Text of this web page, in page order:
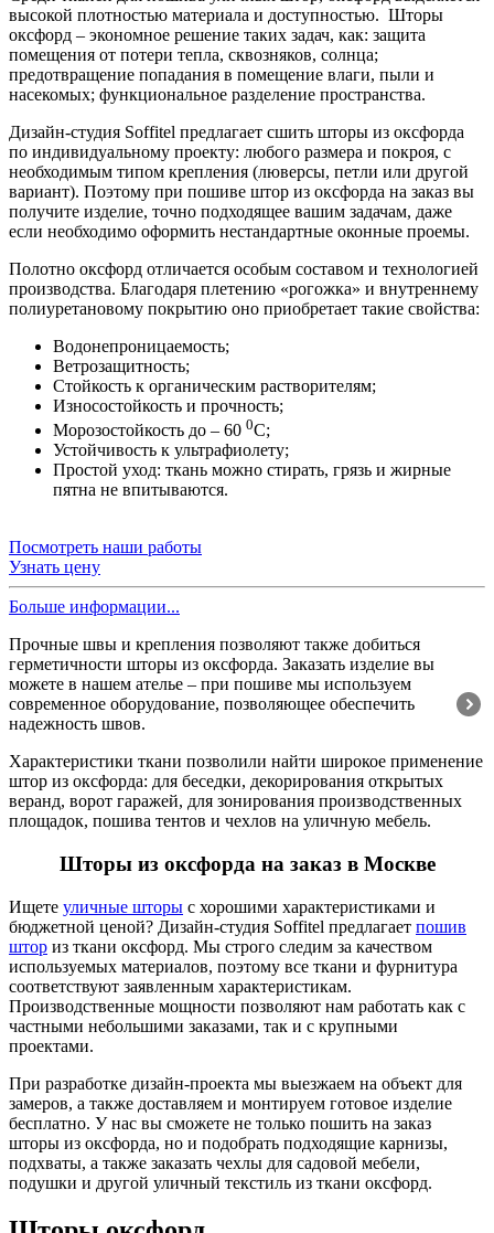
высокой плотностью материала и доступностью. Шторы
оксфорд – экономное решение таких задач, как: защита
помещения от потери тепла, сквозняков, солнца;
предотвращение попадания в помещение влаги, пыли и
насекомых; функциональное разделение пространства.
Дизайн-студия Soffitel предлагает сшить шторы из оксфорда
по индивидуальному проекту: любого размера и покроя, с
необходимым типом крепления (люверсы, петли или другой
вариант). Поэтому при пошиве штор из оксфорда на заказ вы
получите изделие, точно подходящее вашим задачам, даже
если необходимо оформить нестандартные оконные проемы.
Полотно оксфорд отличается особым составом и технологией
производства. Благодаря плетению «рогожка» и внутреннему
полиуретановому покрытию оно приобретает такие свойства:
Водонепроницаемость;
Ветрозащитность;
Стойкость к органическим растворителям;
Износостойкость и прочность;
Морозостойкость до – 60 0С;
Устойчивость к ультрафиолету;
Простой уход: ткань можно стирать, грязь и жирные
пятна не впитываются.
Посмотреть наши работы
Узнать цену
Больше информации...
Прочные швы и крепления позволяют также добиться
герметичности шторы из оксфорда. Заказать изделие вы
можете в нашем ателье – при пошиве мы используем
современное оборудование, позволяющее обеспечить
надежность швов.
Характеристики ткани позволили найти широкое применение
штор из оксфорда: для беседки, декорирования открытых
веранд, ворот гаражей, для зонирования производственных
площадок, пошива тентов и чехлов на уличную мебель.
Шторы из оксфорда на заказ в Москве
Ищете уличные шторы с хорошими характеристиками и
бюджетной ценой? Дизайн-студия Soffitel предлагает пошив
штор из ткани оксфорд. Мы строго следим за качеством
используемых материалов, поэтому все ткани и фурнитура
соответствуют заявленным характеристикам.
Производственные мощности позволяют нам работать как с
частными небольшими заказами, так и с крупными
проектами.
При разработке дизайн-проекта мы выезжаем на объект для
замеров, а также доставляем и монтируем готовое изделие
бесплатно. У нас вы сможете не только пошить на заказ
шторы из оксфорда, но и подобрать подходящие карнизы,
подхваты, а также заказать чехлы для садовой мебели,
подушки и другой уличный текстиль из ткани оксфорд.